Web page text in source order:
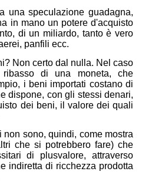
una speculazione guadagna,
in mano un potere d'acquisto
di un miliardo, tanto è vero
panfili ecc.
Non certo dal nulla. Nel caso
di una moneta, che
i beni importati costano di
dispone, con gli stessi denari,
dei beni, il valore dei quali
non sono, quindi, come mostra
che si potrebbero fare) che
di plusvalore, attraverso
indiretta di ricchezza prodotta